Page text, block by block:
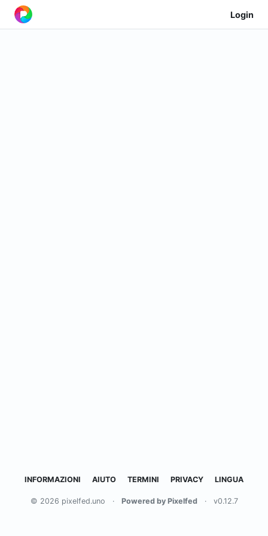
Login
INFORMAZIONI AIUTO TERMINI PRIVACY LINGUA
© 2026 pixelfed.uno · Powered by Pixelfed · v0.12.7